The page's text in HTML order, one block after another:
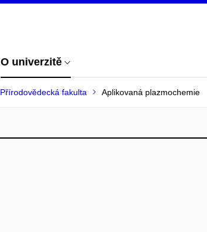
O univerzitě
Přírodovědecká fakulta Aplikovaná plazmochemie